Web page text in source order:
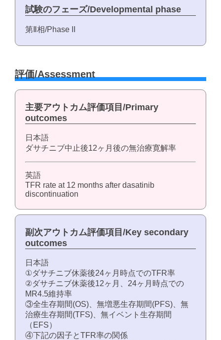
試験のフェーズ/Developmental phase
第Ⅱ相/Phase II
評価/Assessment
主要アウトカム評価項目/Primary
outcomes
日本語
ダサチニブ中止後12ヶ月後の無治療寛解率
英語
TFR rate at 12 months after dasatinib
discontinuation
副次アウトカム評価項目/Key secondary
outcomes
日本語
①ダサチニブ休薬後24ヶ月時点でのTFR率
②ダサチニブ休薬後12ヶ月、24ヶ月時点での
MR4.5維持率
③全生存期間(OS)、無増悪生存期間(PFS)、無
治療生存期間(TFS)、無イベント生存期間
（EFS）
④下記の因子とTFR率の関係